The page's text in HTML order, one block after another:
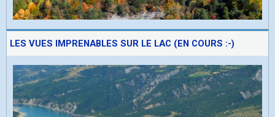
LES VUES IMPRENABLES SUR LE LAC (EN COURS :-)